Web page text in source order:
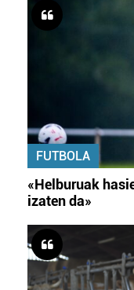
FUTBOLA
«Helburuak
izaten da»